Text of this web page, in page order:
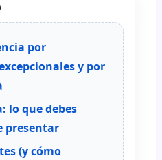
por
y por
lo que debes
presentar
(y cómo